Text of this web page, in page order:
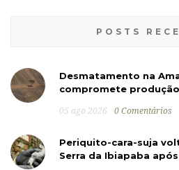
POSTS
Desmatamento na
compromete
05 ago 2026 0 Comentários
Periquito-cara-suja
Serra da Ibiapaba